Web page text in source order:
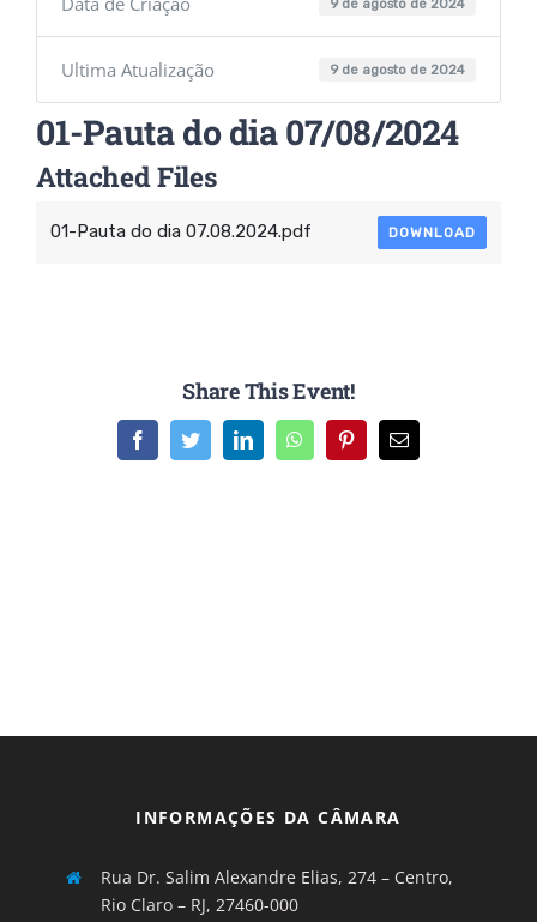
9 de agosto de 2024
Ultima Atualização 9 de agosto de 2024
01-Pauta do dia 07/08/2024
Attached Files
01-Pauta do dia 07.08.2024.pdf DOWNLOAD
Share This Event!
FacebookTwitterLinkedInWhatsAppPinterest
E-
INFORMAÇÕES DA CÂMARA
Rua Dr. Salim Alexandre Elias, 274 – Centro,
Rio Claro – RJ, 27460-000